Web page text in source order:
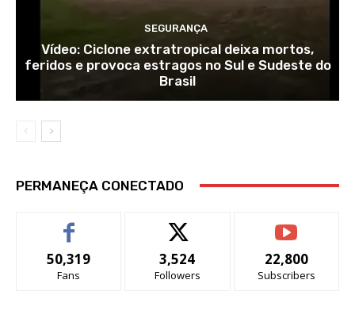
SEGURANÇA
Vídeo: Ciclone extratropical deixa mortos,
feridos e provoca estragos no Sul e Sudeste do
Brasil
PERMANEÇA CONECTADO
50,319
Fans
3,524
Followers
22,800
Subscribers